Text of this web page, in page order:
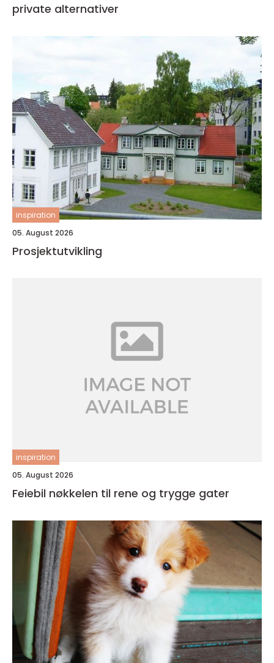
private alternativer
inspiration
05. August 2026
Prosjektutvikling
inspiration
05. August 2026
Feiebil nøkkelen til rene og trygge gater